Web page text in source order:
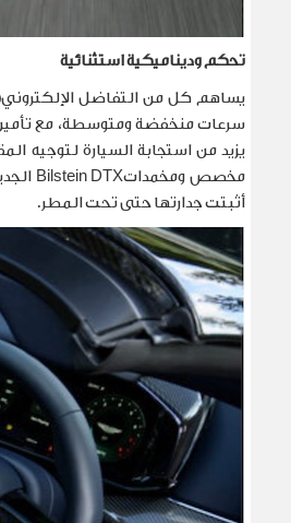
تحكم وديناميكية استثنائية
يساهم كل من التفاضل الإلكتروني
سرعات منخفضة ومتوسطة، مع تأمين
يزيد من استجابة السيارة لتوجيه
مخصص ومخمداتBilstein DTX
أثبتت جدارتها حتى تحت المطر.